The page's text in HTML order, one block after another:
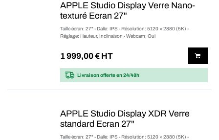
APPLE Studio Display Verre Nano-
texturé Ecran 27"
Taille écran: 27" - Dalle: IPS - Résolution: 5120 × 2880 (5K) -
Réglage: Hauteur, Inclinaison - Webcam: Oui
1 999,00€ HT
Livraison offerteen 24/48h
APPLE Studio Display XDR Verre
standard Ecran 27"
Taille écran: 27" - Dalle: IPS - Résolution: 5120 × 2880 (5K) -